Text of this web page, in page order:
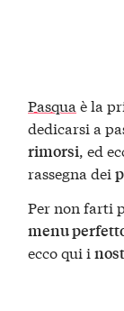
Pasqua è la
dedicarsi a
rimorsi, ed
rassegna dei
Per non farti
menu
ecco qui i